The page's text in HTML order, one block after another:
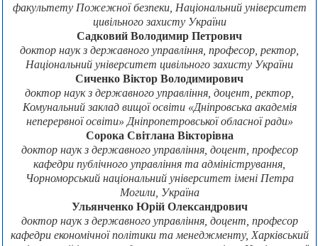
факультету Пожежної безпеки, Національний університет
цивільного захисту України
Садковий Володимир Петрович
доктор наук з державного управління, професор, ректор,
Національний університет цивільного захисту України
Сиченко Віктор Володимирович
доктор наук з державного управління, доцент, ректор,
Комунальний заклад вищої освіти «Дніпровська академія
неперервної освіти» Дніпропетровської обласної ради»
Сорока Світлана Вікторівна
доктор наук з державного управління, доцент, професор
кафедри публічного управління та адміністрування,
Чорноморський національний університет імені Петра
Могили, Україна
Ульянченко Юрій Олександрович
доктор наук з державного управління, доцент, професор
кафедри економічної політики та менеджменту, Харківський